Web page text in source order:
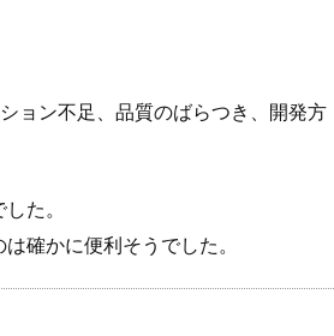
ョン不足、品質のばらつき、開発方
た。
確かに便利そうでした。